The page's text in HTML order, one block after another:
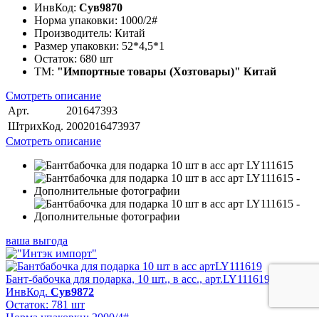
ИнвКод: Сув9870
Норма упаковки: 1000/2#
Производитель: Китай
Размер упаковки: 52*4,5*1
Остаток: 680 шт
ТМ: "Импортные товары (Хозтовары)" Китай
Смотреть описание
Арт.
201647393
ШтрихКод. 2002016473937
Смотреть описание
ваша выгода
Бант-бабочка для подарка, 10 шт., в асс., арт.LY111619
ИнвКод. Сув9872
Остаток: 781 шт